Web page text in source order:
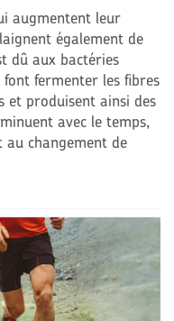
augmentent leur
également de
dû aux bactéries
fermenter les fibres
et produisent ainsi des
avec le temps,
changement de